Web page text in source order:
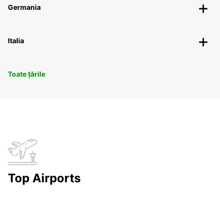
Germania
Italia
Toate țările
Top Airports